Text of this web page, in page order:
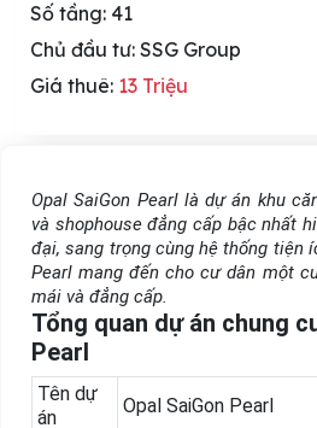
Số tầng: 41
Chủ đầu tư: SSG Group
Giá thuê: 13 Triệu
Opal SaiGon Pearl là dự án khu
và shophouse đẳng cấp bậc nhất
đại, sang trọng cùng hệ thống tiện
Pearl mang đến cho cư dân một
mái và đẳng cấp.
Tổng quan dự án chung
Pearl
Tên dự
án
Opal SaiGon Pearl